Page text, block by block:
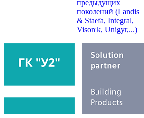
предыдущих
поколений (Landis
& Staefa, Integral,
Visonik, Unigyr,...)